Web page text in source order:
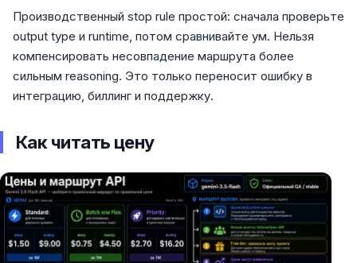
Производственный stop rule простой: сначала проверьте
output type и runtime, потом сравнивайте ум. Нельзя
компенсировать несовпадение маршрута более
сильным reasoning. Это только переносит ошибку в
интеграцию, биллинг и поддержку.
Как читать цену